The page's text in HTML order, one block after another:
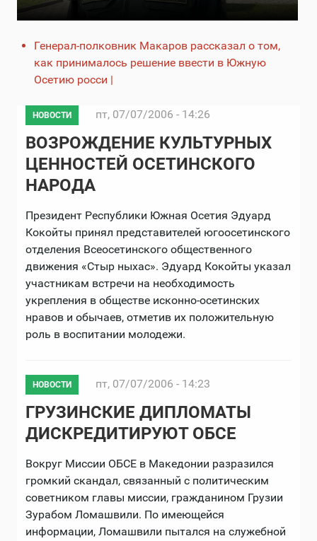
Генерал-полковник Макаров рассказал о том,
как принималось решение ввести в Южную
Осетию российские войска в 2008_
НОВОСТИ пт, 07/07/2006 - 14:26
ВОЗРОЖДЕНИЕ КУЛЬТУРНЫХ
ЦЕННОСТЕЙ ОСЕТИНСКОГО
НАРОДА
Президент Республики Южная Осетия Эдуард
Кокойты принял представителей югоосетинского
отделения Всеосетинского общественного
движения «Стыр ныхас». Эдуард Кокойты указал
участникам встречи на необходимость
укрепления в обществе исконно-осетинских
нравов и обычаев, отметив их положительную
роль в воспитании молодежи.
НОВОСТИ пт, 07/07/2006 - 14:23
ГРУЗИНСКИЕ ДИПЛОМАТЫ
ДИСКРЕДИТИРУЮТ ОБСЕ
Вокруг Миссии ОБСЕ в Македонии разразился
громкий скандал, связанный с политическим
советником главы миссии, гражданином Грузии
Зурабом Ломашвили. По имеющейся
информации, Ломашвили пытался на служебной